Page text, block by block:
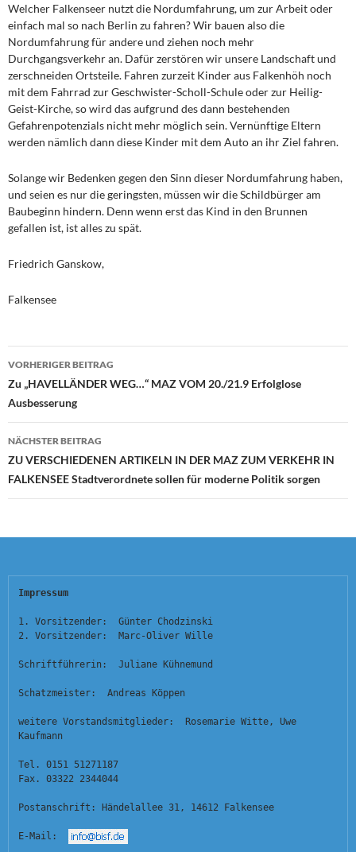
Welcher Falkenseer nutzt die Nordumfahrung, um zur Arbeit oder
einfach mal so nach Berlin zu fahren? Wir bauen also die
Nordumfahrung für andere und ziehen noch mehr
Durchgangsverkehr an. Dafür zerstören wir unsere Landschaft und
zerschneiden Ortsteile. Fahren zurzeit Kinder aus Falkenhöh noch
mit dem Fahrrad zur Geschwister-Scholl-Schule oder zur Heilig-
Geist-Kirche, so wird das aufgrund des dann bestehenden
Gefahrenpotenzials nicht mehr möglich sein. Vernünftige Eltern
werden nämlich dann diese Kinder mit dem Auto an ihr Ziel fahren.
Solange wir Bedenken gegen den Sinn dieser Nordumfahrung haben,
und seien es nur die geringsten, müssen wir die Schildbürger am
Baubeginn hindern. Denn wenn erst das Kind in den Brunnen
gefallen ist, ist alles zu spät.
Friedrich Ganskow,
Falkensee
Beitragsnavigation
VORHERIGER BEITRAG
Zu „HAVELLÄNDER WEG…“ MAZ VOM 20./21.9 Erfolglose
Ausbesserung
NÄCHSTER BEITRAG
ZU VERSCHIEDENEN ARTIKELN IN DER MAZ ZUM VERKEHR IN
FALKENSEE Stadtverordnete sollen für moderne Politik sorgen
Impressum
1. Vorsitzender:  Günter Chodzinski
2. Vorsitzender:  Marc-Oliver Wille
Schriftführerin:  Juliane Kühnemund
Schatzmeister:  Andreas Köppen
weitere Vorstandsmitglieder:  Rosemarie Witte, Uwe
Kaufmann
Tel. 0151 51271187
Fax. 03322 2344044
Postanschrift: Händelallee 31, 14612 Falkensee
E-Mail: